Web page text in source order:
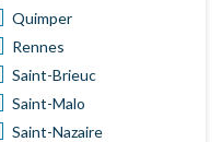
Quimper
Rennes
Saint-Brieuc
Saint-Malo
Saint-Nazaire